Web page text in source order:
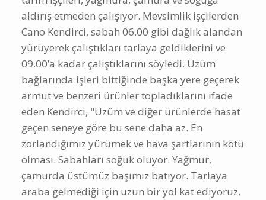
aldırış etmeden çalışıyor. Mevsimlik işçilerden
Cano Kendirci, sabah 06.00 gibi dağlık alandan
yürüyerek çalıştıkları tarlaya geldiklerini ve
09.00’a kadar çalıştıklarını söyledi. Üzüm
bağlarında işleri bittiğinde başka yere geçerek
armut ve benzeri ürünler topladıklarını ifade
eden Kendirci, "Üzüm ve diğer ürünlerde hasat
geçen seneye göre bu sene daha az. En
zorlandığımız yürümek ve hava şartlarının kötü
olması. Sabahları soğuk oluyor. Yağmur,
çamurda üstümüz başımız batıyor. Tarlaya
araba gelmediği için uzun bir yol kat ediyoruz.